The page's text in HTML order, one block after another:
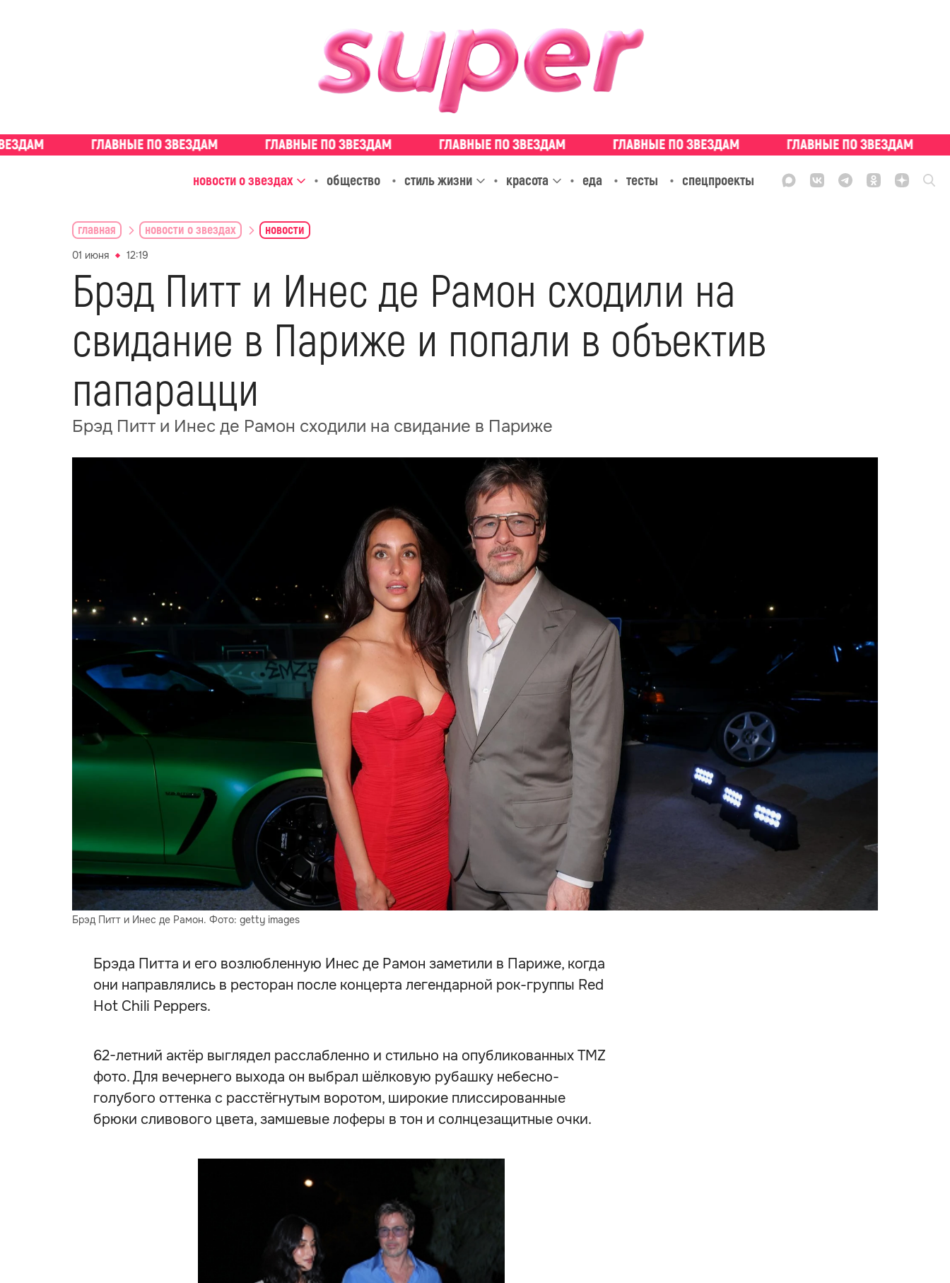
новости о звездах общество стиль жизни красота еда тесты спецпроекты
главная новости о звездах новости
01 июня 12:19
Брэд Питт и Инес де Рамон сходили на
свидание в Париже и попали в объектив
папарацци
Брэд Питт и Инес де Рамон сходили на свидание в Париже
Брэд Питт и Инес де Рамон. Фото: getty images
Брэда Питта и его возлюбленную Инес де Рамон заметили в Париже, когда
они направлялись в ресторан после концерта легендарной рок-группы Red
Hot Chili Peppers.
62-летний актёр выглядел расслабленно и стильно на опубликованных TMZ
фото. Для вечернего выхода он выбрал шёлковую рубашку небесно-
голубого оттенка с расстёгнутым воротом, широкие плиссированные
брюки сливового цвета, замшевые лоферы в тон и солнцезащитные очки.